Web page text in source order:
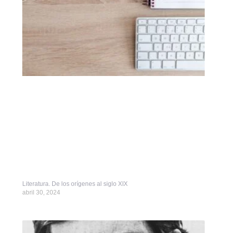
Literatura. De los orígenes al siglo XIX
abril 30, 2024